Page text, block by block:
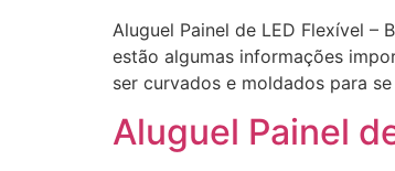
Aluguel Painel de LED Flexível –
estão algumas informações
ser curvados e moldados para
Aluguel Painel